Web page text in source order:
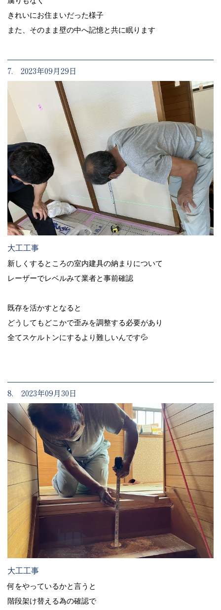
きれいにお住まいだった様子
また、そのまま壁の中へ記憶と共に眠ります
7. 2023年09月29日
大工工事
新しくするところの室内建具の納まりについて
レーザーでレベルみて業者と事前確認
既存を活かすとなると
どうしてもどこかで歪みを調整する必要があり
全てスケルトンにするより難しいんです💦
8. 2023年09月30日
大工工事
何をやっているかと言うと
階段架け替える為の確認で